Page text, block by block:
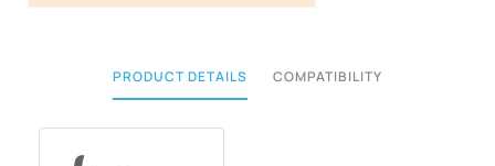
PRODUCT DETAILS COMPATIBILITY